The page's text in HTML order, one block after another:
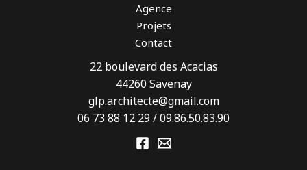
Agence
Projets
Contact
22 boulevard des Acacias
44260 Savenay
glp.architecte@gmail.com
06 73 88 12 29 / 09.86.50.83.90